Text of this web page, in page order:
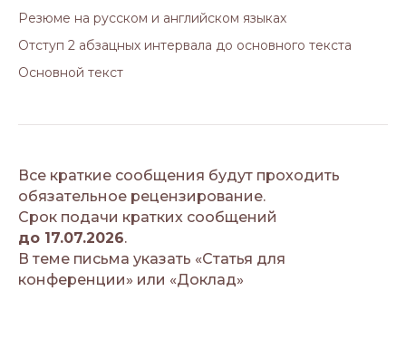
Резюме на русском и английском языках
Отступ 2 абзацных интервала до основного текста
Основной текст
Все краткие сообщения будут проходить
обязательное рецензирование.
Срок подачи кратких сообщений
до 17.07.2026.
В теме письма указать «Статья для
конференции» или «Доклад»